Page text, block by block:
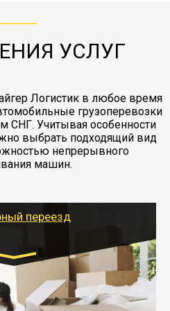
в пункте получателя.
УСЛУГ
Логистик в любое время
грузоперевозки
СНГ. Учитывая особенности
выбрать подходящий вид
непрерывного
машин.
переезд
1,5 и 3 тонны
руб.